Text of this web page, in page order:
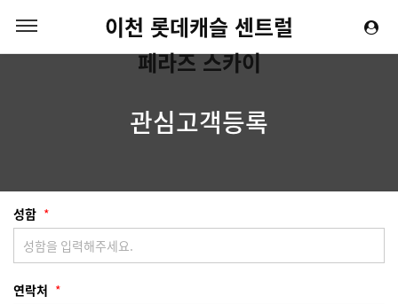
이천 롯데캐슬 센트럴
페라즈 스카이
관심고객등록
성함 *
연락처 *